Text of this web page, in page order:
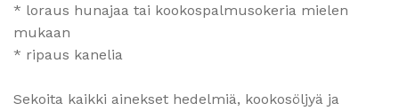
* loraus hunajaa tai kookospalmusokeria mielen
mukaan
* ripaus kanelia
Sekoita kaikki ainekset hedelmiä, kookosöljyä ja